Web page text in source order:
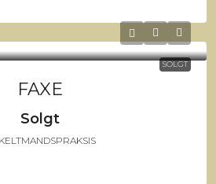
SOLGT
FAXE
Solgt